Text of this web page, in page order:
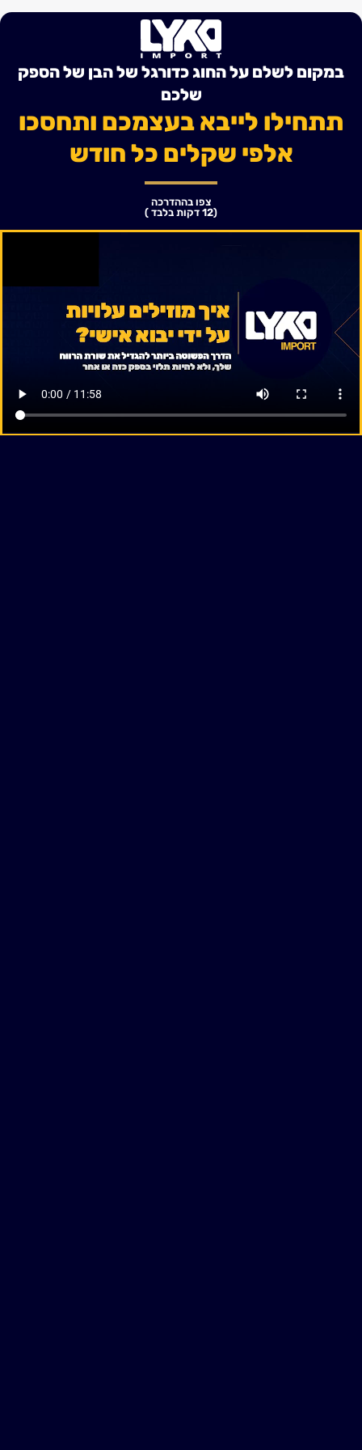
במקום לשלם על החוג כדורגל של הבן של הספק
שלכם
תתחילו לייבא בעצמכם ותחסכו
אלפי שקלים כל חודש
צפו בההדרכה
(12 דקות בלבד )